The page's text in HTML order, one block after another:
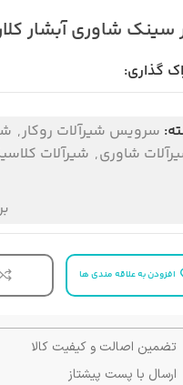
سینک شاوری آبشار
گذاری:
سرویس شیرآلات روکار,
شاوری, شیرآلات
افزودن به علاقه مندی ها
تضمین اصالت و کیفیت کالا
ارسال با پست پیشتاز